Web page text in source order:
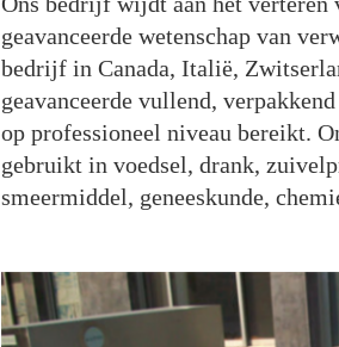
geavanceerde wetenschap van
bedrijf in Canada, Italië,
geavanceerde vullend,
op professioneel niveau bereikt.
gebruikt in voedsel, drank,
smeermiddel, geneeskunde,